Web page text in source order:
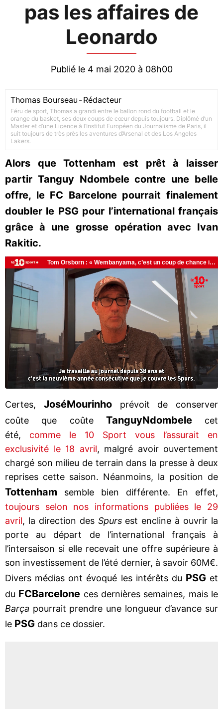
pas les affaires de
Leonardo
Publié le 4 mai 2020 à 08h00
Thomas Bourseau -Rédacteur
Féru de sport, Thomas a grandi entre le ballon rond du football et le
orange du basket, ses deux coups de cœur depuis toujours. Diplômé d’un
Master et d’une Licence à l’Institut Européen du Journalisme de Paris, il
suit toujours de très près les aventures d’Arsenal et des Los Angeles
Lakers.
Alors que Tottenham est prêt à laisser
partir Tanguy Ndombele contre une belle
offre, le FC Barcelone pourrait finalement
doubler le PSG pour l’international français
grâce à une grosse opération avec Ivan
Rakitic.
Certes, JoséMourinhoprévoit de conserver
coûte que coûte TanguyNdombelecet
été, comme le 10 Sport vous l’assurait en
exclusivité le 18 avril, malgré avoir ouvertement
chargé son milieu de terrain dans la presse à deux
reprises cette saison. Néanmoins, la position de
Tottenham semble bien différente. En effet,
toujours selon nos informations publiées le 29
avril, la direction des Spursest encline à ouvrir la
porte au départ de l’international français à
l’intersaison si elle recevait une offre supérieure à
son investissement de l’été dernier, à savoir 60M€.
Divers médias ont évoqué les intérêts du PSGet
du FCBarcelone ces dernières semaines, mais le
Barça pourrait prendre une longueur d’avance sur
le PSG dans ce dossier.